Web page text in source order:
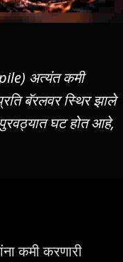
अत्यंत कमी
बॅरलवर स्थिर झाले
घट होत आहे,
कमी करणारी